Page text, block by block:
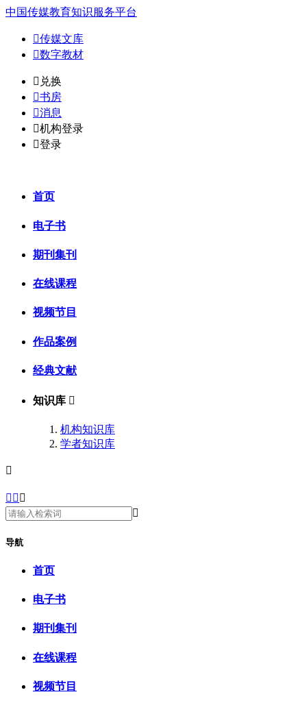
中国传媒教育知识服务平台
传媒文库
数字教材
𐈈 兑换
书房
消息
机构登录
登录
首页
电子书
期刊集刊
在线课程
视频节目
作品案例
经典文献
知识库 
机构知识库
学者知识库

  

导航
首页
电子书
期刊集刊
在线课程
视频节目